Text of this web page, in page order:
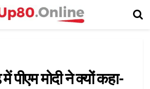
मोदी ने क्यों कहा-